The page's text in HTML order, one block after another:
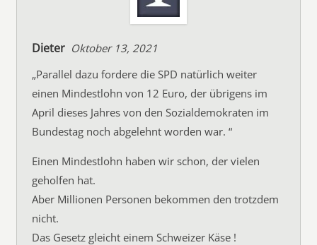
Dieter Oktober 13, 2021
„Parallel dazu fordere die SPD natürlich weiter
einen Mindestlohn von 12 Euro, der übrigens im
April dieses Jahres von den Sozialdemokraten im
Bundestag noch abgelehnt worden war. “
Einen Mindestlohn haben wir schon, der vielen
geholfen hat.
Aber Millionen Personen bekommen den trotzdem
nicht.
Das Gesetz gleicht einem Schweizer Käse !